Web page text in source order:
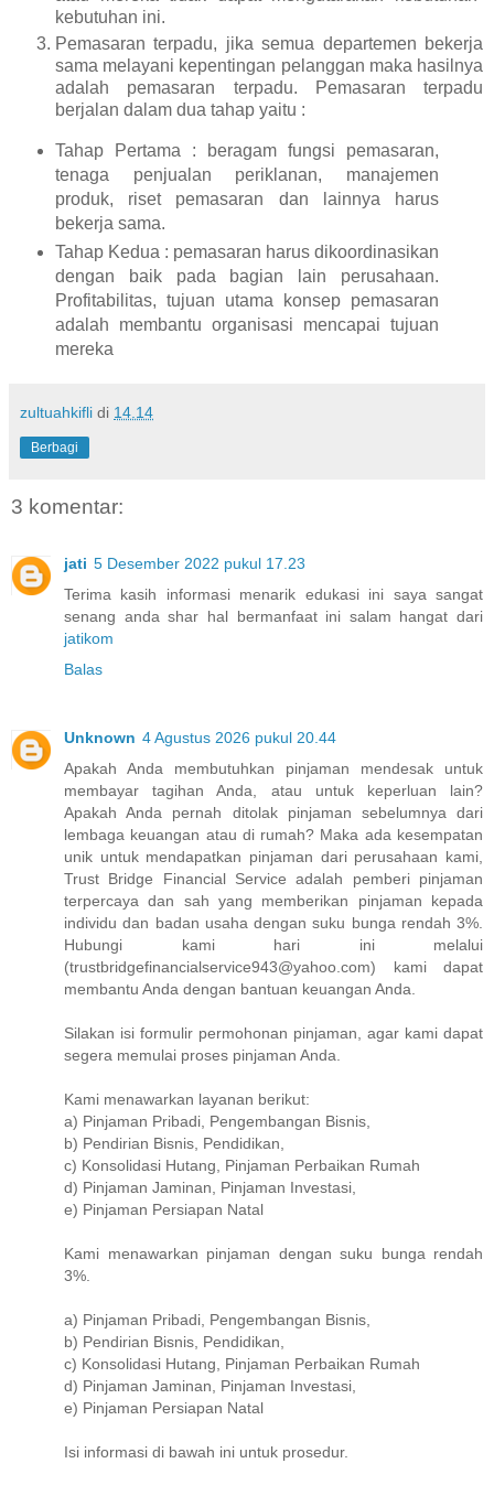
kebutuhan ini.
Pemasaran terpadu, jika semua departemen bekerja
sama melayani kepentingan pelanggan maka hasilnya
adalah pemasaran terpadu. Pemasaran terpadu
berjalan dalam dua tahap yaitu :
Tahap Pertama : beragam fungsi pemasaran,
tenaga penjualan periklanan, manajemen
produk, riset pemasaran dan lainnya harus
bekerja sama.
Tahap Kedua : pemasaran harus dikoordinasikan
dengan baik pada bagian lain perusahaan.
Profitabilitas, tujuan utama konsep pemasaran
adalah membantu organisasi mencapai tujuan
mereka
zultuahkifli di 14.14
Berbagi
3 komentar:
jati 5 Desember 2022 pukul 17.23
Terima kasih informasi menarik edukasi ini saya sangat
senang anda shar hal bermanfaat ini salam hangat dari
jatikom
Balas
Unknown 4 Agustus 2026 pukul 20.44
Apakah Anda membutuhkan pinjaman mendesak untuk
membayar tagihan Anda, atau untuk keperluan lain?
Apakah Anda pernah ditolak pinjaman sebelumnya dari
lembaga keuangan atau di rumah? Maka ada kesempatan
unik untuk mendapatkan pinjaman dari perusahaan kami,
Trust Bridge Financial Service adalah pemberi pinjaman
terpercaya dan sah yang memberikan pinjaman kepada
individu dan badan usaha dengan suku bunga rendah 3%.
Hubungi kami hari ini melalui
(trustbridgefinancialservice943@yahoo.com) kami dapat
membantu Anda dengan bantuan keuangan Anda.
Silakan isi formulir permohonan pinjaman, agar kami dapat
segera memulai proses pinjaman Anda.
Kami menawarkan layanan berikut:
a) Pinjaman Pribadi, Pengembangan Bisnis,
b) Pendirian Bisnis, Pendidikan,
c) Konsolidasi Hutang, Pinjaman Perbaikan Rumah
d) Pinjaman Jaminan, Pinjaman Investasi,
e) Pinjaman Persiapan Natal
Kami menawarkan pinjaman dengan suku bunga rendah
3%.
a) Pinjaman Pribadi, Pengembangan Bisnis,
b) Pendirian Bisnis, Pendidikan,
c) Konsolidasi Hutang, Pinjaman Perbaikan Rumah
d) Pinjaman Jaminan, Pinjaman Investasi,
e) Pinjaman Persiapan Natal
Isi informasi di bawah ini untuk prosedur.